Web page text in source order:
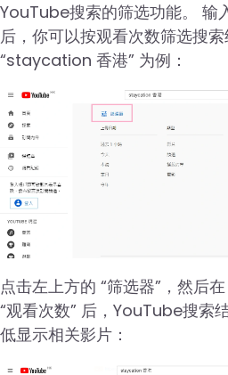
YouTube搜索的筛选功能。 输
后，你可以按观看次数筛选搜
“staycation 香港” 为例：
点击左上方的 “筛选器”，然后
“观看次数” 后，YouTube搜索
低显示相关影片：